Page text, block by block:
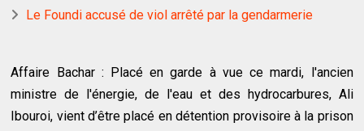
Le Foundi accusé de viol arrêté par la gendarmerie
Affaire Bachar : Placé en garde à vue ce mardi, l'ancien
ministre de l'énergie, de l'eau et des hydrocarbures, Ali
Ibouroi, vient d’être placé en détention provisoire à la prison